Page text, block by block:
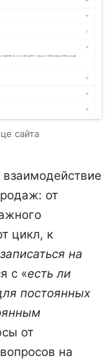
сайта
от
цикл, к
на
с «есть ли
постоянных
от
на